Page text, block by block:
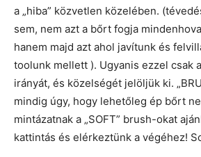
a „hiba” közvetlen közelében.
sem, nem azt a bőrt fogja
hanem majd azt ahol javítunk és
toolunk mellett ). Ugyanis ezzel csak
irányát, és közelségét jelöljük ki.
mindig úgy, hogy lehetőleg ép bőrt
mintázatnak a „SOFT” brush-okat
kattintás és elérkeztünk a végéhez!